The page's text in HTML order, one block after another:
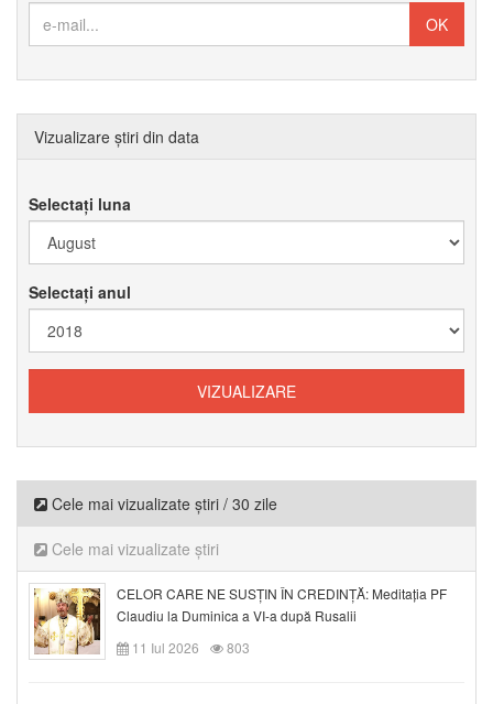
Vizualizare știri din data
Selectați luna
Selectați anul
Cele mai vizualizate știri / 30 zile
Cele mai vizualizate știri
CELOR CARE NE SUSȚIN ÎN CREDINȚĂ: Meditația PF
Claudiu la Duminica a VI-a după Rusalii
11 Iul 2026
803